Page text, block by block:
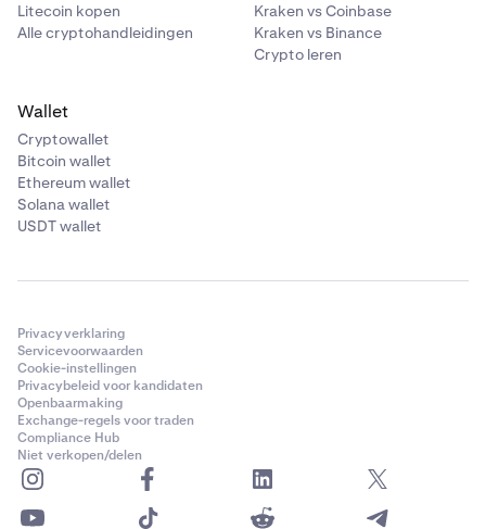
Litecoin kopen
Alle cryptohandleidingen
Kraken vs Coinbase
Kraken vs Binance
Crypto leren
Wallet
Cryptowallet
Bitcoin wallet
Ethereum wallet
Solana wallet
USDT wallet
Privacyverklaring
Servicevoorwaarden
Cookie-instellingen
Privacybeleid voor kandidaten
Openbaarmaking
Exchange-regels voor traden
Compliance Hub
Niet verkopen/delen